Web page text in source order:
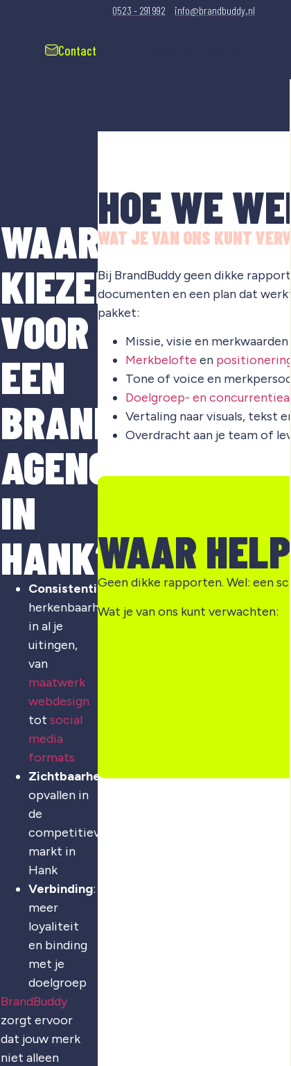
0523 - 291 992 info@brandbuddy.nl
Contact
WAAROM
KIEZEN
VOOR
EEN
BRANDING
AGENCY
IN
HANK?
Consistentie:
herkenbaarheid
in al je
uitingen,
van
maatwerk
webdesign
tot social
media
formats
Zichtbaarheid:
opvallen in
de
competitieve
markt in
Hank
Verbinding:
meer
loyaliteit
en binding
met je
doelgroep
BrandBuddy
zorgt ervoor
dat jouw merk
niet alleen
HOE WE
WAT JE VAN ONS KUNT
Bij BrandBuddy geen dikke
documenten en een plan dat
pakket:
Missie, visie en merkwaarden
Merkbelofte en
Tone of voice en
Doelgroep- en
Vertaling naar visuals, tekst
Overdracht aan je team of
WAAR
Geen dikke rapporten. Wel: een
Wat je van ons kunt verwachten: